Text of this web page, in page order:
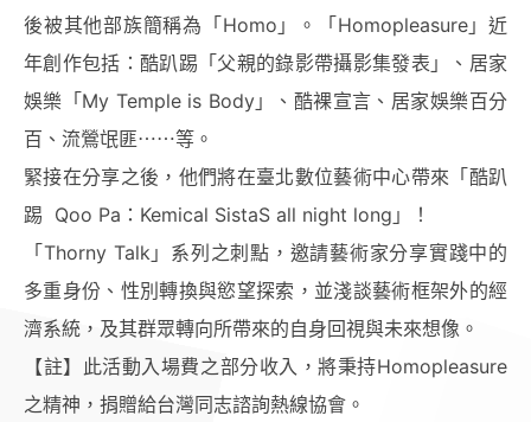
後被其他部族簡稱為「Homo」。「Homopleasure」近
年創作包括：酷趴踢「父親的錄影帶攝影集發表」、居家
娛樂「My Temple is Body」、酷裸宣言、居家娛樂百分
百、流鶯氓匪⋯⋯等。
緊接在分享之後，他們將在臺北數位藝術中心帶來「酷趴
踢 Qoo Pa：Kemical SistaS all night long」！
「Thorny Talk」系列之刺點，邀請藝術家分享實踐中的
多重身份、性別轉換與慾望探索，並淺談藝術框架外的經
濟系統，及其群眾轉向所帶來的自身回視與未來想像。
【註】此活動入場費之部分收入，將秉持Homopleasure
之精神，捐贈給台灣同志諮詢熱線協會。